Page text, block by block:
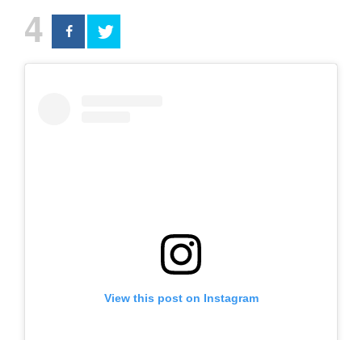
4
View this post on Instagram